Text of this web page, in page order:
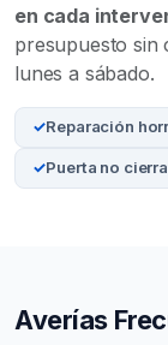
en cada
presupuesto sin
lunes a sábado.
Reparación
Puerta no cierra
Averías